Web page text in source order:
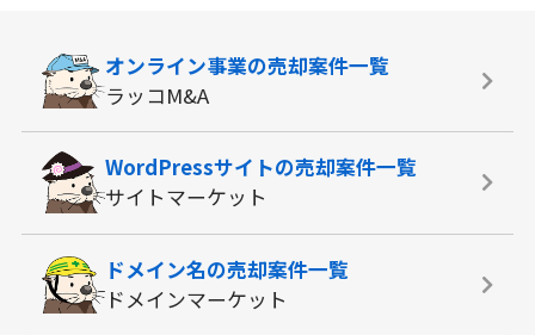
オンライン事業の売却案件一覧
ラッコM&A
WordPressサイトの売却案件一覧
サイトマーケット
ドメイン名の売却案件一覧
ドメインマーケット